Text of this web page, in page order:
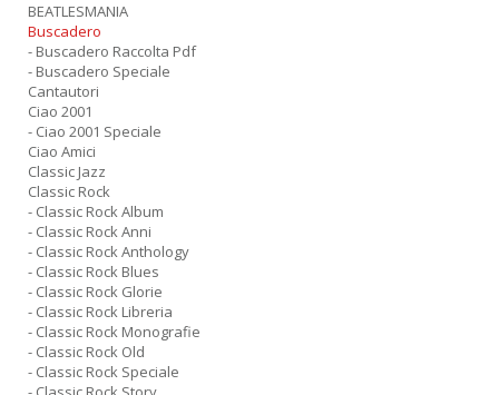
BEATLESMANIA
Buscadero
- Buscadero Raccolta Pdf
- Buscadero Speciale
Cantautori
Ciao 2001
- Ciao 2001 Speciale
Ciao Amici
Classic Jazz
Classic Rock
- Classic Rock Album
- Classic Rock Anni
- Classic Rock Anthology
- Classic Rock Blues
- Classic Rock Glorie
- Classic Rock Libreria
- Classic Rock Monografie
- Classic Rock Old
- Classic Rock Speciale